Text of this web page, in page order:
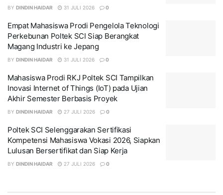
BY DINDIN HAIDAR 31 JULI 2026 0
Empat Mahasiswa Prodi Pengelola Teknologi
Perkebunan Poltek SCI Siap Berangkat
Magang Industri ke Jepang
BY DINDIN HAIDAR 31 JULI 2026 0
Mahasiswa Prodi RKJ Poltek SCI Tampilkan
Inovasi Internet of Things (IoT) pada Ujian
Akhir Semester Berbasis Proyek
BY DINDIN HAIDAR 27 JULI 2026 0
Poltek SCI Selenggarakan Sertifikasi
Kompetensi Mahasiswa Vokasi 2026, Siapkan
Lulusan Bersertifikat dan Siap Kerja
BY DINDIN HAIDAR 27 JULI 2026 0